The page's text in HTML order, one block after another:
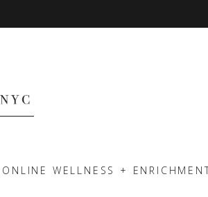
ONLINE WELLNESS +